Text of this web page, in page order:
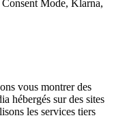
Mode, Klarna,
vous montrer des
hébergés sur des sites
les services tiers